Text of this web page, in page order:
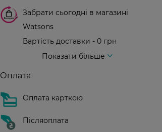
Забрати сьогодні в магазині
Watsons
Вартість доставки - 0 грн
Показати більше
Оплата
Оплата карткою
Післяоплата